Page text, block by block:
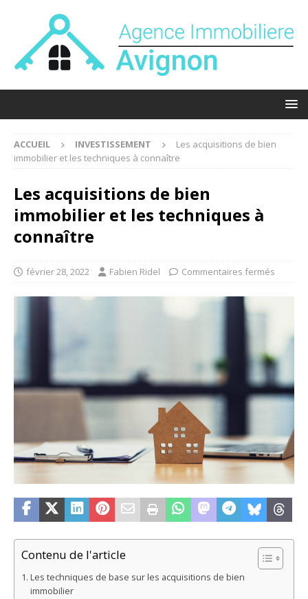
ACCUEIL INVESTISSEMENT
Les acquisitions de bien
immobilier et les techniques à connaître
Les acquisitions de bien
immobilier et les techniques à
connaître
février 28, 2022 Fabien Ridel Commentaires fermés
Contenu de l'article
Les techniques de base sur les acquisitions de bien
immobilier